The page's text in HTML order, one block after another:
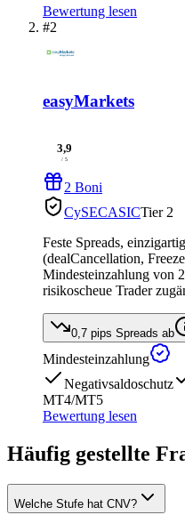
Bewertung lesen
#2
easyMarkets
3,9
/ 5
2 Boni
CySECASICTier 2
Feste Spreads,
(dealCancellation,
Mindesteinzahlung von
risikoscheue Trader
0,7 pips Spreads ab
Mindesteinzahlung
Negativsaldoschutz
MT4/MT5
Bewertung lesen
Häufig gestellte
Welche Stufe hat CNV?